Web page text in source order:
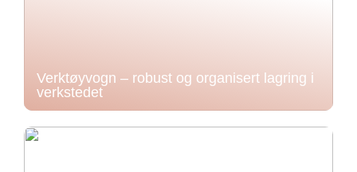
Verktøyvogn – robust og organisert lagring i
verkstedet